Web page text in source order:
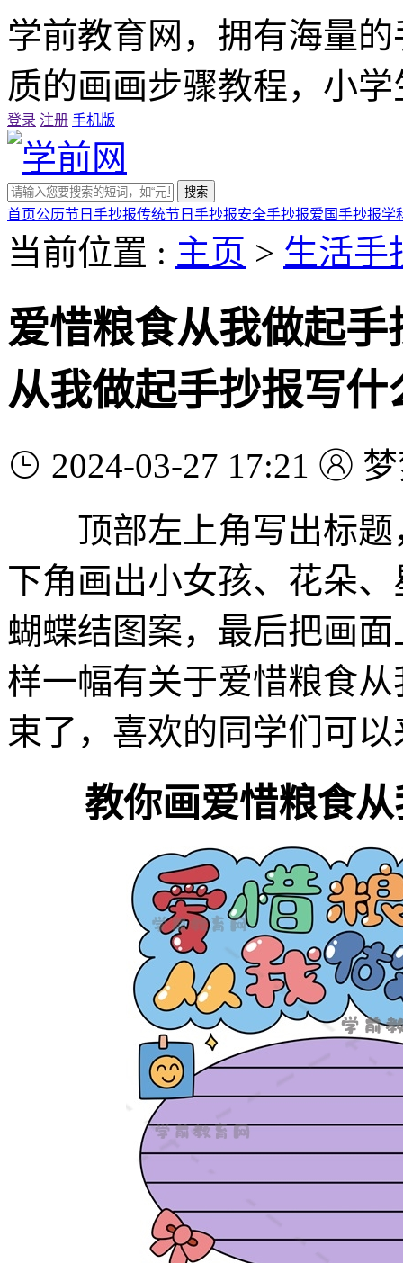
学前教育网，拥有海量
质的画画步骤教程，小
登录 注册 手机版
搜索
首页公历节日手抄报传统节日手抄报安全手抄报爱国手抄报学
当前位置 : 主页 > 生活手
爱惜粮食从我做起
从我做起手抄报写什
2024-03-27 17:21
顶部左上角写出标题
下角画出小女孩、花朵
蝴蝶结图案，最后把画
样一幅有关于爱惜粮食
束了，喜欢的同学们可
教你画爱惜粮食从